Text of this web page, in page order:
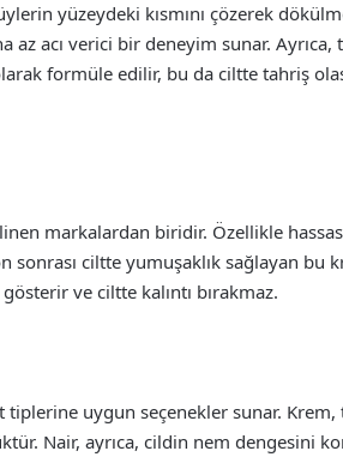
yüzeydeki kısmını çözerek
acı verici bir deneyim sunar.
formüle edilir, bu da ciltte tahriş
markalardan biridir. Özellikle
ciltte yumuşaklık sağlayan bu
ve ciltte kalıntı bırakmaz.
uygun seçenekler sunar.
Nair, ayrıca, cildin nem dengesini